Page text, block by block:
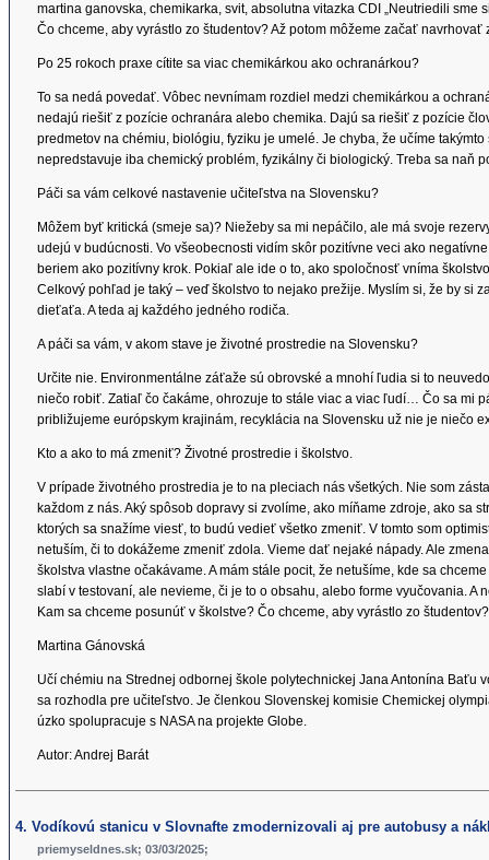
martina ganovska, chemikarka, svit, absolutna vitazka CDI „Neutriedili
Čo chceme, aby vyrástlo zo študentov? Až potom môžeme začať navrhovať
Po 25 rokoch praxe cítite sa viac chemikárkou ako ochranárkou?
To sa nedá povedať. Vôbec nevnímam rozdiel medzi chemikárkou a
nedajú riešiť z pozície ochranára alebo chemika. Dajú sa riešiť z pozície
predmetov na chémiu, biológiu, fyziku je umelé. Je chyba, že učíme
nepredstavuje iba chemický problém, fyzikálny či biologický. Treba sa naň
Páči sa vám celkové nastavenie učiteľstva na Slovensku?
Môžem byť kritická (smeje sa)? Niežeby sa mi nepáčilo, ale má svoje
udejú v budúcnosti. Vo všeobecnosti vidím skôr pozitívne veci ako
beriem ako pozitívny krok. Pokiaľ ale ide o to, ako spoločnosť vníma
Celkový pohľad je taký – veď školstvo to nejako prežije. Myslím si, že by si
dieťaťa. A teda aj každého jedného rodiča.
A páči sa vám, v akom stave je životné prostredie na Slovensku?
Určite nie. Environmentálne záťaže sú obrovské a mnohí ľudia si to
niečo robiť. Zatiaľ čo čakáme, ohrozuje to stále viac a viac ľudí… Čo sa mi
približujeme európskym krajinám, recyklácia na Slovensku už nie je niečo
Kto a ako to má zmeniť? Životné prostredie i školstvo.
V prípade životného prostredia je to na pleciach nás všetkých. Nie som
každom z nás. Aký spôsob dopravy si zvolíme, ako míňame zdroje, ako sa
ktorých sa snažíme viesť, to budú vedieť všetko zmeniť. V tomto som
netuším, či to dokážeme zmeniť zdola. Vieme dať nejaké nápady. Ale
školstva vlastne očakávame. A mám stále pocit, že netušíme, kde sa
slabí v testovaní, ale nevieme, či je to o obsahu, alebo forme vyučovania.
Kam sa chceme posunúť v školstve? Čo chceme, aby vyrástlo zo
Martina Gánovská
Učí chémiu na Strednej odbornej škole polytechnickej Jana Antonína Baťu
sa rozhodla pre učiteľstvo. Je členkou Slovenskej komisie Chemickej
úzko spolupracuje s NASA na projekte Globe.
Autor: Andrej Barát
4. Vodíkovú stanicu v Slovnafte zmodernizovali aj pre autobusy a
priemyseldnes.sk; 03/03/2025;